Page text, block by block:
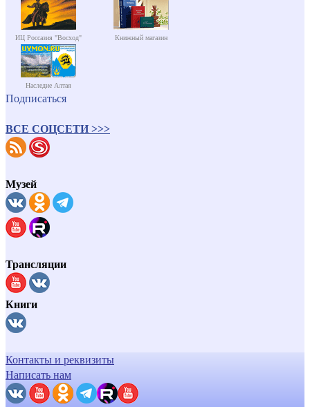
ИЦ Россазия "Восход" Книжный магазин
Наследие Алтая
Подписаться
ВСЕ СОЦСЕТИ >>>
Музей
Трансляции
Книги
Контакты и реквизиты
Написать нам